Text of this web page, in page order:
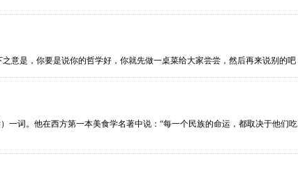
意是，你要是说你的哲学好，你就先做一桌菜给大家尝尝，然后再来说别的吧
）一词。他在西方第一本美食学名著中说：“每一个民族的命运，都取决于他们吃